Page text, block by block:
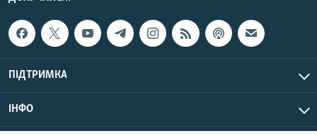
ПІДТРИМКА
ІНФО